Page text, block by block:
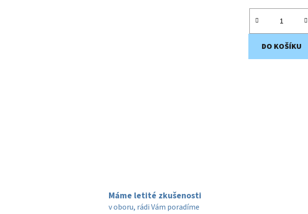
DO KOŠÍKU
Máme letité zkušenosti
v oboru, rádi Vám poradíme